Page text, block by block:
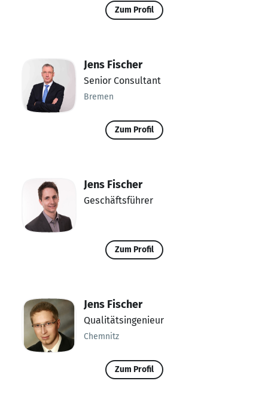
Zum Profil
Jens Fischer
Senior Consultant
Bremen
Zum Profil
Jens Fischer
Geschäftsführer
Zum Profil
Jens Fischer
Qualitätsingenieur
Chemnitz
Zum Profil